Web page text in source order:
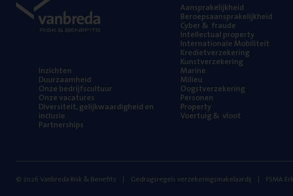
Inzich­ten
Duur­zaam­heid
Onze bedrijfs­cul­tuur
Onze vaca­tu­res
Diver­si­teit, gelijk­waar­dig­heid en
inclusie
Part­ner­ships
Aan­spra­ke­lijk­heid
Beroeps­aan­spra­ke­lijk­heid
Cyber& fraude
Intel­lec­tu­al property
Inter­na­ti­o­na­le Mobiliteit
Kre­diet­ver­ze­ke­ring
Kunst­ver­ze­ke­ring
Mari­ne
Mili­eu
Oogst­ver­ze­ke­ring
Per­so­nen
Pro­per­ty
Voer­tuig& vloot
© 2026 Vanbreda Risk & Benefits Gedragsregels verzekeringsmakelaardij FSMA